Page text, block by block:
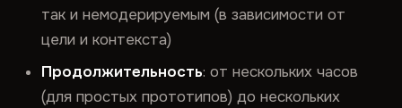
так и немодерируемым (в зависимости от
цели и контекста)
Продолжительность: от нескольких часов
(для простых прототипов) до нескольких